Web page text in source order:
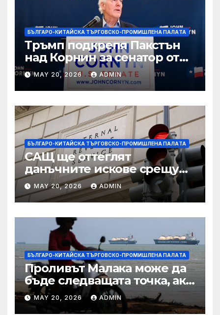
БЪЛГАРО-КИТАЙСКА ТЪРГОВСКО-ПРОМИШЛЕНА ПАЛAТА
Тръмп подкрепя Пакстън
над Корнин за сенатор от
Тексас в шокираща
подкрепа
MAY 20, 2026 ADMIN
БЪЛГАРО-КИТАЙСКА ТЪРГОВСКО-ПРОМИШЛЕНА ПАЛAТА
САЩ ще оттеглят
данъчните искове срещу
Тръмп „завинаги“ в
сделката за съдебно дело с
IRS
MAY 20, 2026 ADMIN
БЪЛГАРО-КИТАЙСКА ТЪРГОВСКО-ПРОМИШЛЕНА ПАЛAТА
Проливът Малака може да
бъде следващата точка, ако
Азия не внимава
MAY 20, 2026 ADMIN